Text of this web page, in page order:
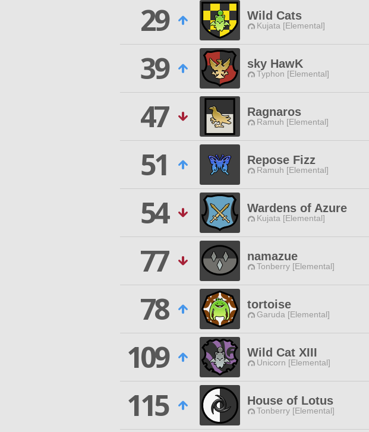
29
Wild Cats
Kujata [Elemental]
39
sky HawK
Typhon [Elemental]
47
Ragnaros
Ramuh [Elemental]
51
Repose Fizz
Ramuh [Elemental]
54
Wardens of Azure
Kujata [Elemental]
77
namazue
Tonberry [Elemental]
78
tortoise
Garuda [Elemental]
109
Wild Cat XIII
Unicorn [Elemental]
115
House of Lotus
Tonberry [Elemental]